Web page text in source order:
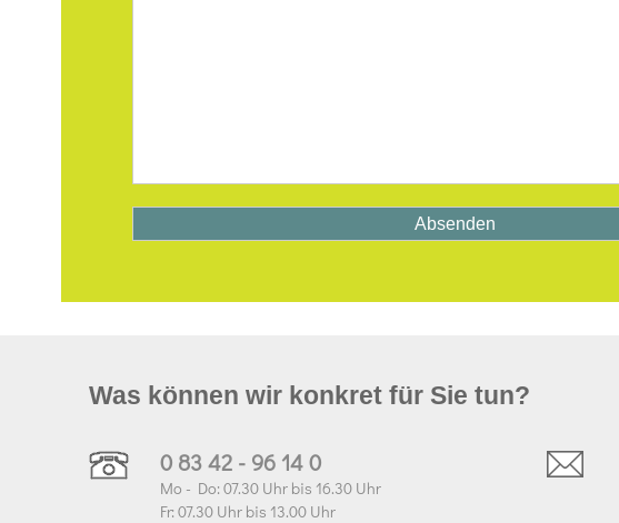
Was können wir konkret für Sie tun?
0 83 42 - 96 14 0
Mo - Do: 07.30 Uhr bis 16.30 Uhr
Fr: 07.30 Uhr bis 13.00 Uhr